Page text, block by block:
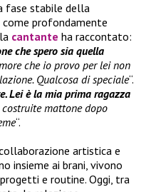
fase stabile della
profondamente
cantante ha raccontato:
che spero sia quella
che io provo per lei non
Qualcosa di speciale“.
Lei è la mia prima ragazza
costruite mattone dopo
“.
artistica e
insieme ai brani, vivono
e routine. Oggi, tra